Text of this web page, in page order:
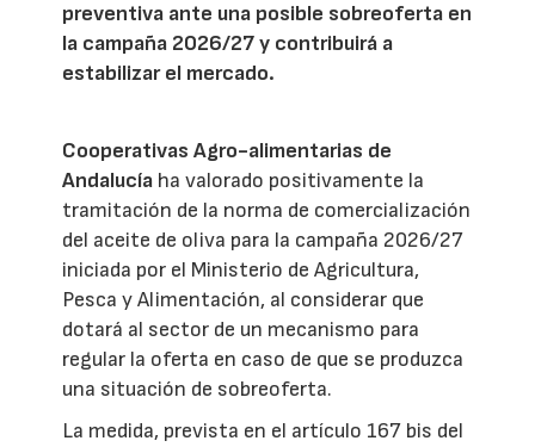
preventiva ante una posible sobreoferta en
la campaña 2026/27 y contribuirá a
estabilizar el mercado.
Cooperativas Agro-alimentarias de
Andalucía ha valorado positivamente la
tramitación de la norma de comercialización
del aceite de oliva para la campaña 2026/27
iniciada por el Ministerio de Agricultura,
Pesca y Alimentación, al considerar que
dotará al sector de un mecanismo para
regular la oferta en caso de que se produzca
una situación de sobreoferta.
La medida, prevista en el artículo 167 bis del